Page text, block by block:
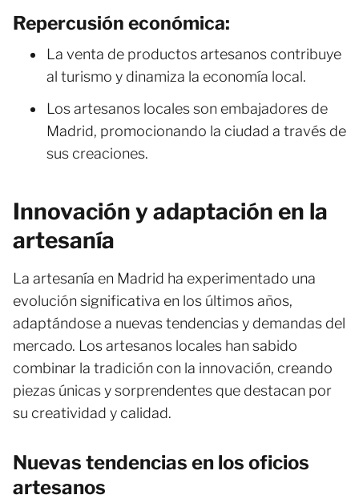
Repercusión económica:
La venta de productos artesanos contribuye
al turismo y dinamiza la economía local.
Los artesanos locales son embajadores de
Madrid, promocionando la ciudad a través de
sus creaciones.
Innovación y adaptación en la
artesanía
La artesanía en Madrid ha experimentado una
evolución significativa en los últimos años,
adaptándose a nuevas tendencias y demandas del
mercado. Los artesanos locales han sabido
combinar la tradición con la innovación, creando
piezas únicas y sorprendentes que destacan por
su creatividad y calidad.
Nuevas tendencias en los oficios
artesanos